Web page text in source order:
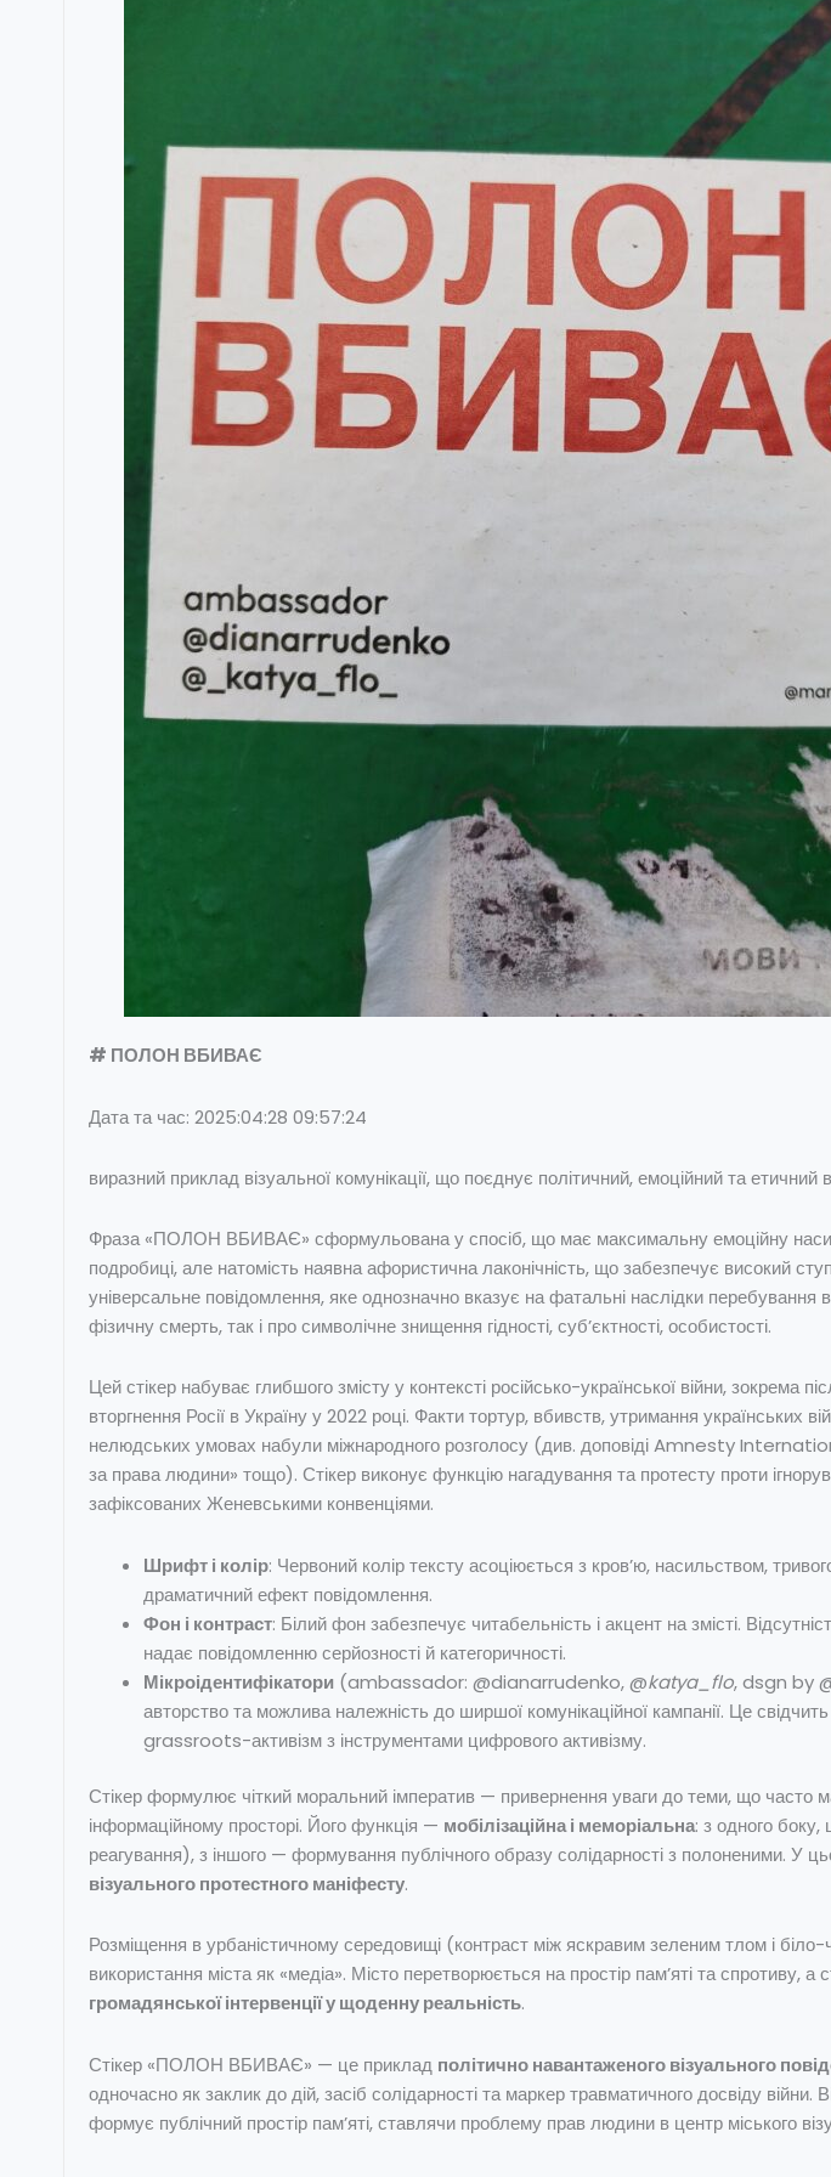
# ПОЛОН ВБИВАЄ
Дата та час: 2025:04:28 09:57:24
виразний приклад візуальної комунікації, що поєднує політичний, емоційний та етичний
Фраза «ПОЛОН ВБИВАЄ» сформульована у спосіб, що має максимальну емоційну
подробиці, але натомість наявна афористична лаконічність, що забезпечує високий
універсальне повідомлення, яке однозначно вказує на фатальні наслідки перебування
фізичну смерть, так і про символічне знищення гідності, суб’єктності, особистості.
Цей стікер набуває глибшого змісту у контексті російсько-української війни, зокрема
вторгнення Росії в Україну у 2022 році. Факти тортур, вбивств, утримання українських
нелюдських умовах набули міжнародного розголосу (див. доповіді Amnesty
за права людини» тощо). Стікер виконує функцію нагадування та протесту проти
зафіксованих Женевськими конвенціями.
Шрифт і колір: Червоний колір тексту асоціюється з кров’ю, насильством,
драматичний ефект повідомлення.
Фон і контраст: Білий фон забезпечує читабельність і акцент на змісті.
надає повідомленню серйозності й категоричності.
Мікроідентифікатори (ambassador: @dianarrudenko, @katya_flo, dsgn by
авторство та можлива належність до ширшої комунікаційної кампанії. Це
grassroots-активізм з інструментами цифрового активізму.
Стікер формулює чіткий моральний імператив — привернення уваги до теми, що часто
інформаційному просторі. Його функція — мобілізаційна і меморіальна: з одного боку,
реагування), з іншого — формування публічного образу солідарності з полоненими. У
візуального протестного маніфесту.
Розміщення в урбаністичному середовищі (контраст між яскравим зеленим тлом і
використання міста як «медіа». Місто перетворюється на простір пам’яті та спротиву, а
громадянської інтервенції у щоденну реальність.
Стікер «ПОЛОН ВБИВАЄ» — це приклад політично навантаженого візуального
одночасно як заклик до дій, засіб солідарності та маркер травматичного досвіду війни.
формує публічний простір пам’яті, ставлячи проблему прав людини в центр міського